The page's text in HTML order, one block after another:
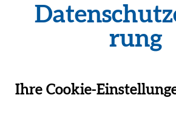
rung
Ihre Cookie-